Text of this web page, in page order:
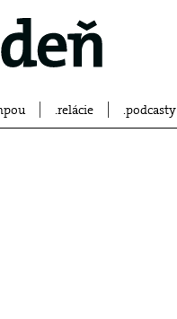
relácie podcasty